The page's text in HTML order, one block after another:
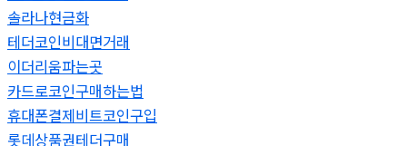
솔라나현금화
테더코인비대면거래
이더리움파는곳
카드로코인구매하는법
휴대폰결제비트코인구입
롯데상품권테더구매